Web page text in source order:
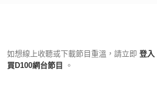
如想線上收聽或下載節目重溫，請立即 登入
買D100網台節目
。